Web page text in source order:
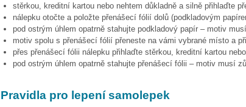
stěrkou, kreditní kartou nebo nehtem důkladně a silně přihlaďte
nálepku otočte a položte přenášecí fólií dolů (podkladovým
pod ostrým úhlem opatrně stahujte podkladový papír – motiv
motiv spolu s přenášecí fólií přeneste na vámi vybrané místo a
přes přenášecí fólii nálepku přihlaďte stěrkou, kreditní kartou
pod ostrým úhlem opatrně stahujte přenášecí fólii – motiv musí
Pravidla pro lepení samolepek